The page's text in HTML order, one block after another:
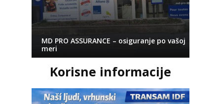
MD PRO ASSURANCE – osiguranje po vašoj
meri
Korisne informacije